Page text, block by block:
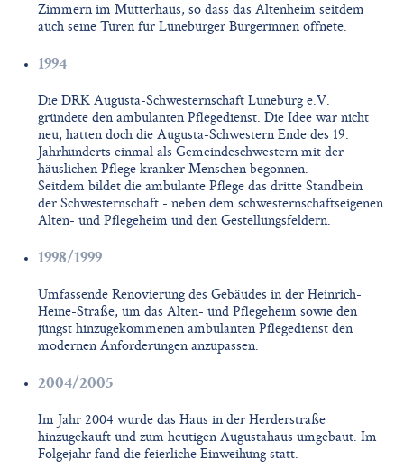
Zimmern im Mutterhaus, so dass das Altenheim seitdem
auch seine Türen für Lüneburger Bürgerinnen öffnete.
1994
Die DRK Augusta-Schwesternschaft Lüneburg e.V.
gründete den ambulanten Pflegedienst. Die Idee war nicht
neu, hatten doch die Augusta-Schwestern Ende des 19.
Jahrhunderts einmal als Gemeindeschwestern mit der
häuslichen Pflege kranker Menschen begonnen.
Seitdem bildet die ambulante Pflege das dritte Standbein
der Schwesternschaft - neben dem schwesternschaftseigenen
Alten- und Pflegeheim und den Gestellungsfeldern.
1998/1999
Umfassende Renovierung des Gebäudes in der Heinrich-
Heine-Straße, um das Alten- und Pflegeheim sowie den
jüngst hinzugekommenen ambulanten Pflegedienst den
modernen Anforderungen anzupassen.
2004/2005
Im Jahr 2004 wurde das Haus in der Herderstraße
hinzugekauft und zum heutigen Augustahaus umgebaut. Im
Folgejahr fand die feierliche Einweihung statt.